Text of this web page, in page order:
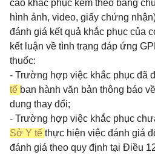
cáo khắc phục kèm theo bằng
hình ảnh, video, giấy chứng
đánh giá kết quả khắc phục của
kết luận về tình trạng đáp ứng
thuốc:
- Trường hợp việc khắc phục đã
tế ban hành văn bản thông báo
dung thay đổi;
- Trường hợp việc khắc phục
Sở Y tế thực hiện việc đánh giá
đánh giá theo quy định tại Điều